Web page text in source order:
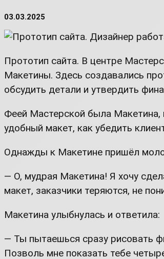
03.03.2025
Прототип сайта. В центре
Макетины. Здесь создавались
обсудить детали и утвердить
Феей Мастерской была Макетина,
удобный макет, как убедить
Однажды к Макетине пришёл
— О, мудрая Макетина! Я хочу
макет, заказчики теряются, не
Макетина улыбнулась и ответила:
— Ты пытаешься сразу рисовать
Позволь мне показать тебе